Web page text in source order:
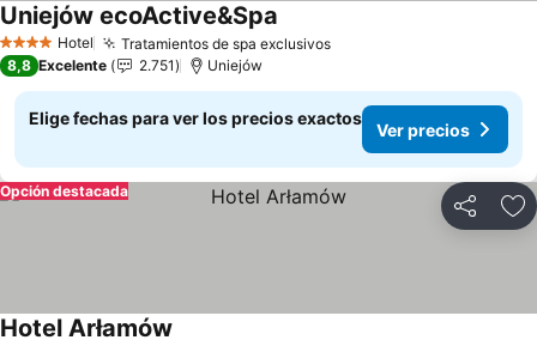
4 EstrellasHotel Tratamientos de spa exclusivosVer precios
Uniejów ecoActive&Spa
8,8 Excelente 2.751 Uniejów
Elige fechas para ver los precios exactos
Ver precios
Compartir
Opción destacada
Hotel Arłamów